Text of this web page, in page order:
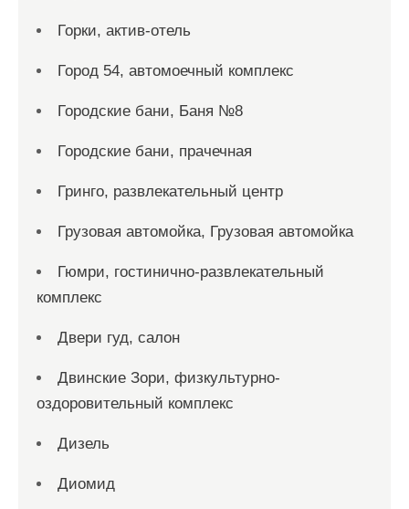
Горки, актив-отель
Город 54, автомоечный комплекс
Городские бани, Баня №8
Городские бани, прачечная
Гринго, развлекательный центр
Грузовая автомойка, Грузовая автомойка
Гюмри, гостинично-развлекательный
комплекс
Двери гуд, салон
Двинские Зори, физкультурно-
оздоровительный комплекс
Дизель
Диомид